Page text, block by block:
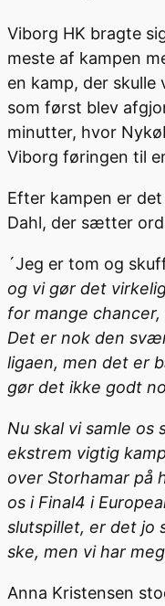
Viborg HK bragte
meste af kampen
en kamp, der
som først blev
minutter, hvor
Viborg føringen til
Efter kampen er
Dahl, der sætter
´Jeg er tom og
og vi gør det
for mange
Det er nok den
ligaen, men det er
gør det ikke godt
Nu skal vi samle os
ekstrem vigtig
over Storhamar på
os i Final4 i
slutspillet, er det jo
ske, men vi har
Anna Kristensen